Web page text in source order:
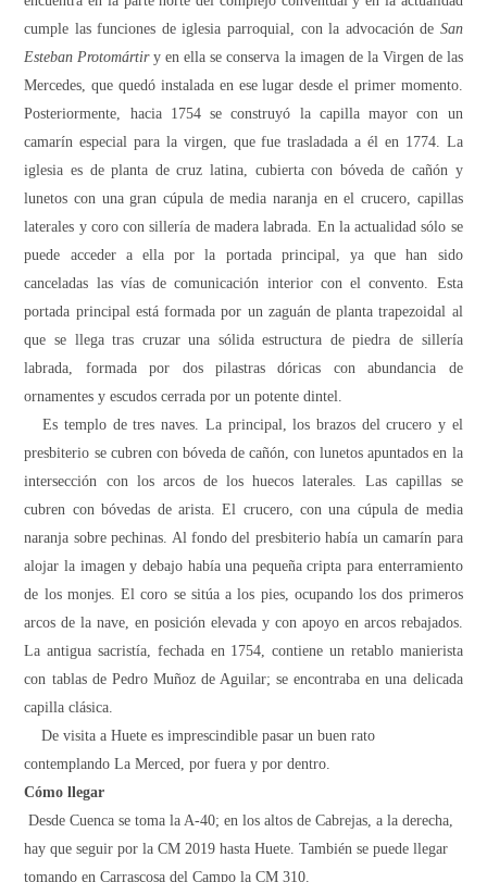
cumple las funciones de iglesia parroquial, con la advocación de San
Esteban Protomártiry en ella se conserva la imagen de la Virgen de las
Mercedes, que quedó instalada en ese lugar desde el primer momento.
Posteriormente, hacia 1754 se construyó la capilla mayor con un
camarín especial para la virgen, que fue trasladada a él en 1774. La
iglesia es de planta de cruz latina, cubierta con bóveda de cañón y
lunetos con una gran cúpula de media naranja en el crucero, capillas
laterales y coro con sillería de madera labrada. En la actualidad sólo se
puede acceder a ella por la portada principal, ya que han sido
canceladas las vías de comunicación interior con el convento. Esta
portada principal está formada por un zaguán de planta trapezoidal al
que se llega tras cruzar una sólida estructura de piedra de sillería
labrada, formada por dos pilastras dóricas con abundancia de
ornamentes y escudos cerrada por un potente dintel.
Es templo de tres naves. La principal, los brazos del crucero y el
presbiterio se cubren con bóveda de cañón, con lunetos apuntados en la
intersección con los arcos de los huecos laterales. Las capillas se
cubren con bóvedas de arista. El crucero, con una cúpula de media
naranja sobre pechinas. Al fondo del presbiterio había un camarín para
alojar la imagen y debajo había una pequeña cripta para enterramiento
de los monjes. El coro se sitúa a los pies, ocupando los dos primeros
arcos de la nave, en posición elevada y con apoyo en arcos rebajados.
La antigua sacristía, fechada en 1754, contiene un retablo manierista
con tablas de Pedro Muñoz de Aguilar; se encontraba en una delicada
capilla clásica.
De visita a Huete es imprescindible pasar un buen rato
contemplando La Merced, por fuera y por dentro.
Cómo llegar
Desde Cuenca se toma la A-40; en los altos de Cabrejas, a la derecha,
hay que seguir por la CM 2019 hasta Huete. También se puede llegar
tomando en Carrascosa del Campo la CM 310.